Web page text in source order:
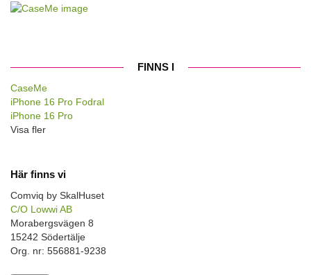
FINNS I
CaseMe
iPhone 16 Pro Fodral
iPhone 16 Pro
Visa fler
Här finns vi
Comviq by SkalHuset
C/O Lowwi AB
Morabergsvägen 8
15242 Södertälje
Org. nr: 556881-9238